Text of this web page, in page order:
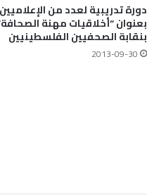
دورة تدريبية لعدد من الإعلاميين
بعنوان “أخلاقيات مهنة
بنقابة الصحفيين الفلسطينيين
2013-09-30